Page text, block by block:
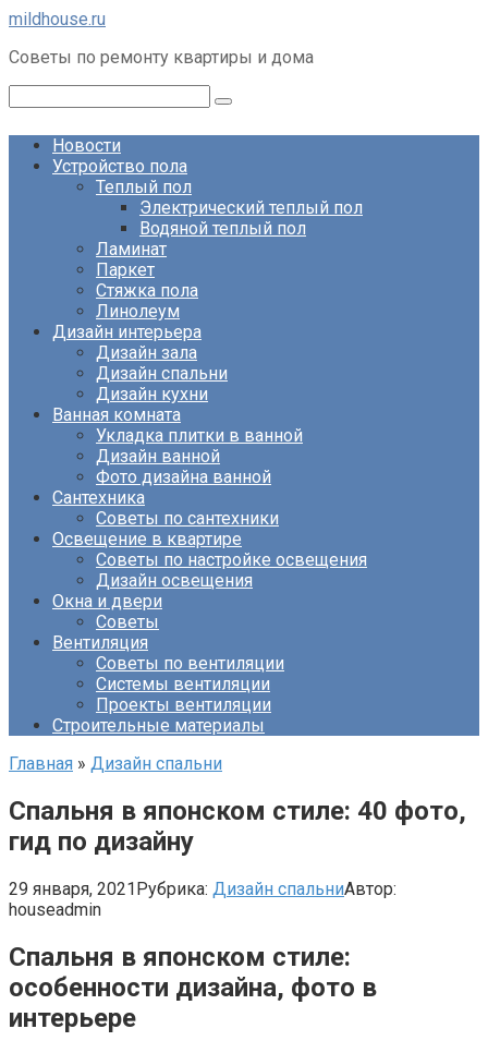
Перейти
контенту
mildhouse.ru
Советы по ремонту квартиры и дома
Новости
Устройство пола
Теплый пол
Электрический теплый пол
Водяной теплый пол
Ламинат
Паркет
Стяжка пола
Линолеум
Дизайн интерьера
Дизайн зала
Дизайн спальни
Дизайн кухни
Ванная комната
Укладка плитки в ванной
Дизайн ванной
Фото дизайна ванной
Сантехника
Советы по сантехники
Освещение в квартире
Советы по настройке освещения
Дизайн освещения
Окна и двери
Советы
Вентиляция
Советы по вентиляции
Системы вентиляции
Проекты вентиляции
Строительные материалы
Главная » Дизайн спальни
Спальня в японском стиле: 40 фото,
гид по дизайну
29 января, 2021Рубрика: Дизайн спальниАвтор:
houseadmin
Спальня в японском стиле:
особенности дизайна, фото в
интерьере